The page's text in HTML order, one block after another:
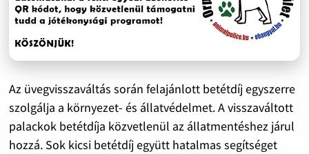
Az üvegvisszaváltás során felajánlott betétdíj egyszerre
szolgálja a környezet- és állatvédelmet. A visszaváltott
palackok betétdíja közvetlenül az állatmentéshez járul
hozzá. Sok kicsi betétdíj együtt hatalmas segítséget